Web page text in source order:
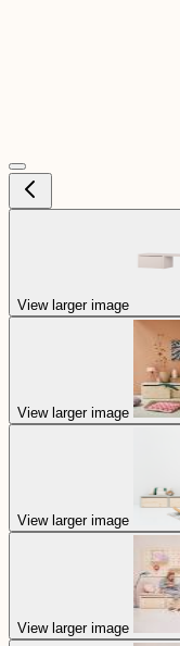
View larger image
View larger image
View larger image
View larger image